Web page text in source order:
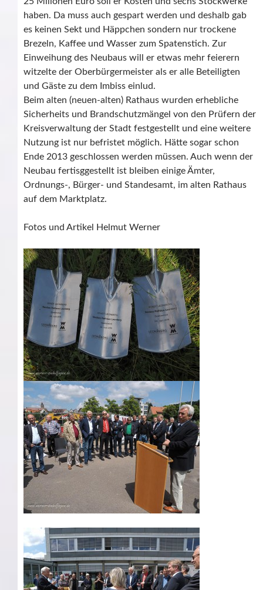
haben. Da muss auch gespart werden und deshalb gab
es keinen Sekt und Häppchen sondern nur trockene
Brezeln, Kaffee und Wasser zum Spatenstich. Zur
Einweihung des Neubaus will er etwas mehr feierern
witzelte der Oberbürgermeister als er alle Beteiligten
und Gäste zu dem Imbiss einlud.
Beim alten (neuen-alten) Rathaus wurden erhebliche
Sicherheits und Brandschutzmängel von den Prüfern der
Kreisverwaltung der Stadt festgestellt und eine weitere
Nutzung ist nur befristet möglich. Hätte sogar schon
Ende 2013 geschlossen werden müssen. Auch wenn der
Neubau fertisggestellt ist bleiben einige Ämter,
Ordnungs-, Bürger- und Standesamt, im alten Rathaus
auf dem Marktplatz.
Fotos und Artikel Helmut Werner